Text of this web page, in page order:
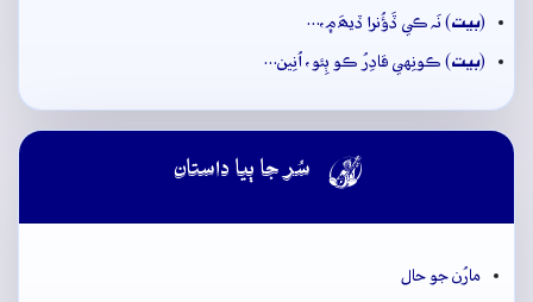
(بيت) نَہ ڪي ڏَؤُنرا ڏيھَ ۾،…
(بيت) ڪونِهي قادِرُ ڪو ٻِئو، اُنِين…
 سُر جا ٻيا داستان
مارُن جو حال